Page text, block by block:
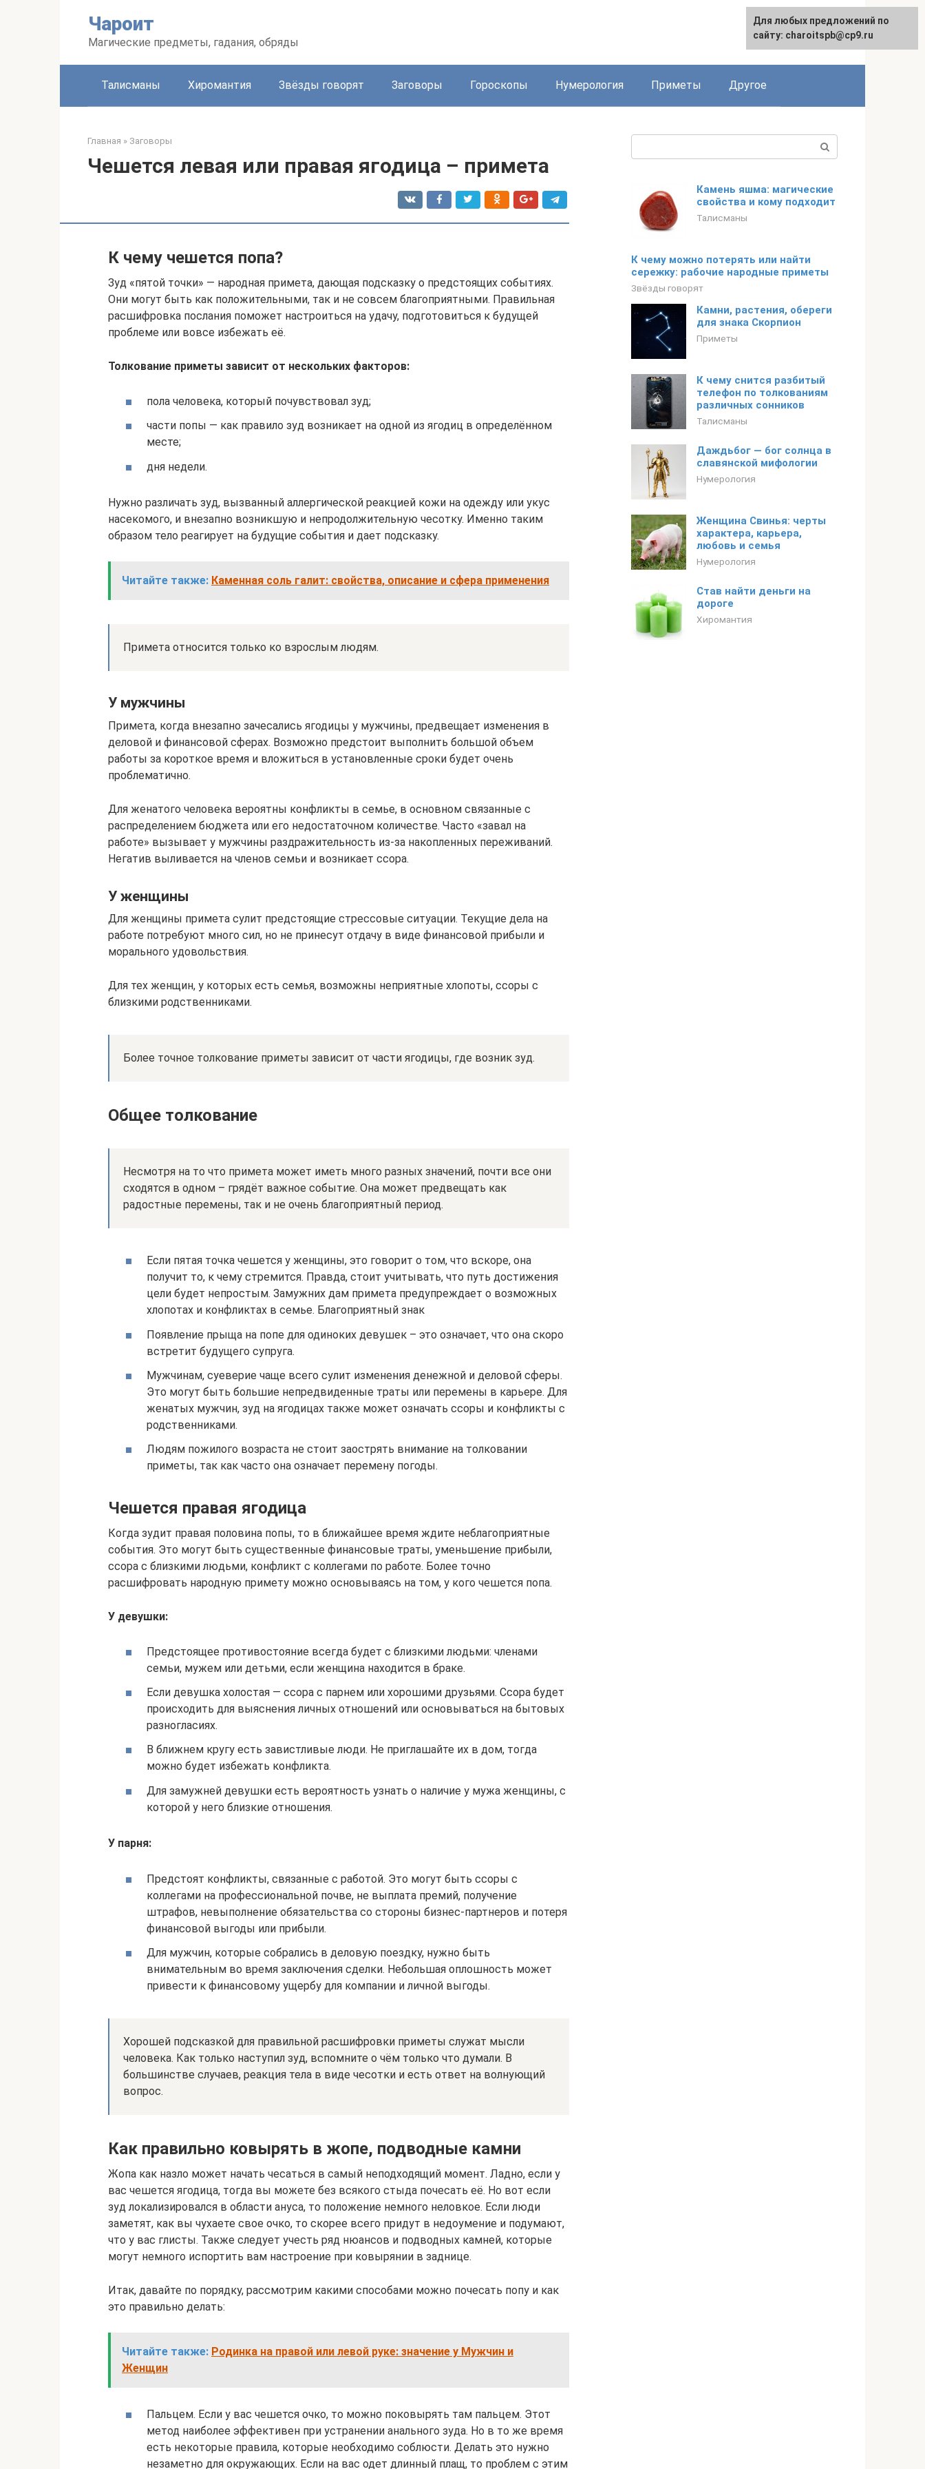
Чароит
Магические предметы, гадания, обряды
Талисманы Хиромантия Звёзды говорят Заговоры Гороскопы Нумерология Приметы Другое
Главная » Заговоры
Чешется левая или правая ягодица – примета
К чему чешется попа?
Зуд «пятой точки» — народная примета, дающая подсказку о предстоящих событиях.
Они могут быть как положительными, так и не совсем благоприятными. Правильная
расшифровка послания поможет настроиться на удачу, подготовиться к будущей
проблеме или вовсе избежать её.
Толкование приметы зависит от нескольких факторов:
пола человека, который почувствовал зуд;
части попы — как правило зуд возникает на одной из ягодиц в определённом
месте;
дня недели.
Нужно различать зуд, вызванный аллергической реакцией кожи на одежду или укус
насекомого, и внезапно возникшую и непродолжительную чесотку. Именно таким
образом тело реагирует на будущие события и дает подсказку.
Читайте также: Каменная соль галит: свойства, описание и сфера применения
Примета относится только ко взрослым людям.
У мужчины
Примета, когда внезапно зачесались ягодицы у мужчины, предвещает изменения в
деловой и финансовой сферах. Возможно предстоит выполнить большой объем
работы за короткое время и вложиться в установленные сроки будет очень
проблематично.
Для женатого человека вероятны конфликты в семье, в основном связанные с
распределением бюджета или его недостаточном количестве. Часто «завал на
работе» вызывает у мужчины раздражительность из-за накопленных переживаний.
Негатив выливается на членов семьи и возникает ссора.
У женщины
Для женщины примета сулит предстоящие стрессовые ситуации. Текущие дела на
работе потребуют много сил, но не принесут отдачу в виде финансовой прибыли и
морального удовольствия.
Для тех женщин, у которых есть семья, возможны неприятные хлопоты, ссоры с
близкими родственниками.
Более точное толкование приметы зависит от части ягодицы, где возник зуд.
Общее толкование
Несмотря на то что примета может иметь много разных значений, почти все они
сходятся в одном – грядёт важное событие. Она может предвещать как
радостные перемены, так и не очень благоприятный период.
Если пятая точка чешется у женщины, это говорит о том, что вскоре, она
получит то, к чему стремится. Правда, стоит учитывать, что путь достижения
цели будет непростым. Замужних дам примета предупреждает о возможных
хлопотах и конфликтах в семье. Благоприятный знак
Появление прыща на попе для одиноких девушек – это означает, что она скоро
встретит будущего супруга.
Мужчинам, суеверие чаще всего сулит изменения денежной и деловой сферы.
Это могут быть большие непредвиденные траты или перемены в карьере. Для
женатых мужчин, зуд на ягодицах также может означать ссоры и конфликты с
родственниками.
Людям пожилого возраста не стоит заострять внимание на толковании
приметы, так как часто она означает перемену погоды.
Чешется правая ягодица
Когда зудит правая половина попы, то в ближайшее время ждите неблагоприятные
события. Это могут быть существенные финансовые траты, уменьшение прибыли,
ссора с близкими людьми, конфликт с коллегами по работе. Более точно
расшифровать народную примету можно основываясь на том, у кого чешется попа.
У девушки:
Предстоящее противостояние всегда будет с близкими людьми: членами
семьи, мужем или детьми, если женщина находится в браке.
Если девушка холостая — ссора с парнем или хорошими друзьями. Ссора будет
происходить для выяснения личных отношений или основываться на бытовых
разногласиях.
В ближнем кругу есть завистливые люди. Не приглашайте их в дом, тогда
можно будет избежать конфликта.
Для замужней девушки есть вероятность узнать о наличие у мужа женщины, с
которой у него близкие отношения.
У парня:
Предстоят конфликты, связанные с работой. Это могут быть ссоры с
коллегами на профессиональной почве, не выплата премий, получение
штрафов, невыполнение обязательства со стороны бизнес-партнеров и потеря
финансовой выгоды или прибыли.
Для мужчин, которые собрались в деловую поездку, нужно быть
внимательным во время заключения сделки. Небольшая оплошность может
привести к финансовому ущербу для компании и личной выгоды.
Хорошей подсказкой для правильной расшифровки приметы служат мысли
человека. Как только наступил зуд, вспомните о чём только что думали. В
большинстве случаев, реакция тела в виде чесотки и есть ответ на волнующий
вопрос.
Как правильно ковырять в жопе, подводные камни
Жопа как назло может начать чесаться в самый неподходящий момент. Ладно, если у
вас чешется ягодица, тогда вы можете без всякого стыда почесать её. Но вот если
зуд локализировался в области ануса, то положение немного неловкое. Если люди
заметят, как вы чухаете свое очко, то скорее всего придут в недоумение и подумают,
что у вас глисты. Также следует учесть ряд нюансов и подводных камней, которые
могут немного испортить вам настроение при ковырянии в заднице.
Итак, давайте по порядку, рассмотрим какими способами можно почесать попу и как
это правильно делать:
Читайте также: Родинка на правой или левой руке: значение у Мужчин и
Женщин
Пальцем. Если у вас чешется очко, то можно поковырять там пальцем. Этот
метод наиболее эффективен при устранении анального зуда. Но в то же время
есть некоторые правила, которые необходимо соблюсти. Делать это нужно
незаметно для окружающих. Если на вас одет длинный плащ, то проблем с этим
Камень яшма: магические
свойства и кому подходит
Талисманы
К чему можно потерять или найти
сережку: рабочие народные приметы
Звёзды говорят
Камни, растения, обереги
для знака Скорпион
Приметы
К чему снится разбитый
телефон по толкованиям
различных сонников
Талисманы
Даждьбог — бог солнца в
славянской мифологии
Нумерология
Женщина Свинья: черты
характера, карьера,
любовь и семья
Нумерология
Став найти деньги на
дороге
Хиромантия
Для любых предложений по
сайту: charoitspb@cp9.ru